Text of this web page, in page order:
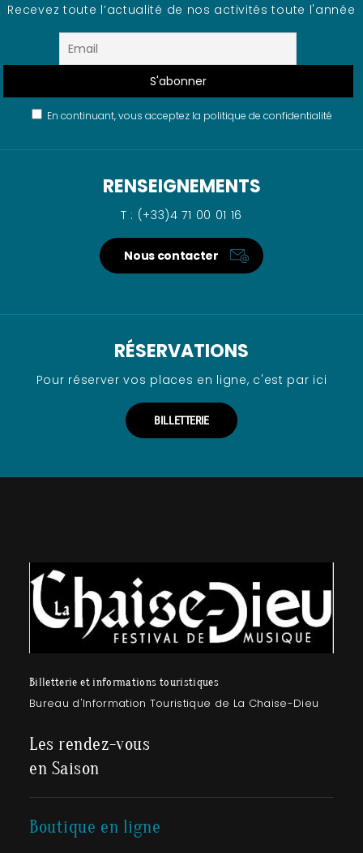
Recevez toute l’actualité de nos activités toute l'année
En continuant, vous acceptez la politique de confidentialité
RENSEIGNEMENTS
T : (+33)4 71 00 01 16
Nous contacter
RÉSERVATIONS
Pour réserver vos places en ligne, c'est par ici
BILLETTERIE
Billetterie et informations touristiques
Bureau d'Information Touristique de La Chaise-Dieu
Les rendez-vous
en Saison
Boutique en ligne